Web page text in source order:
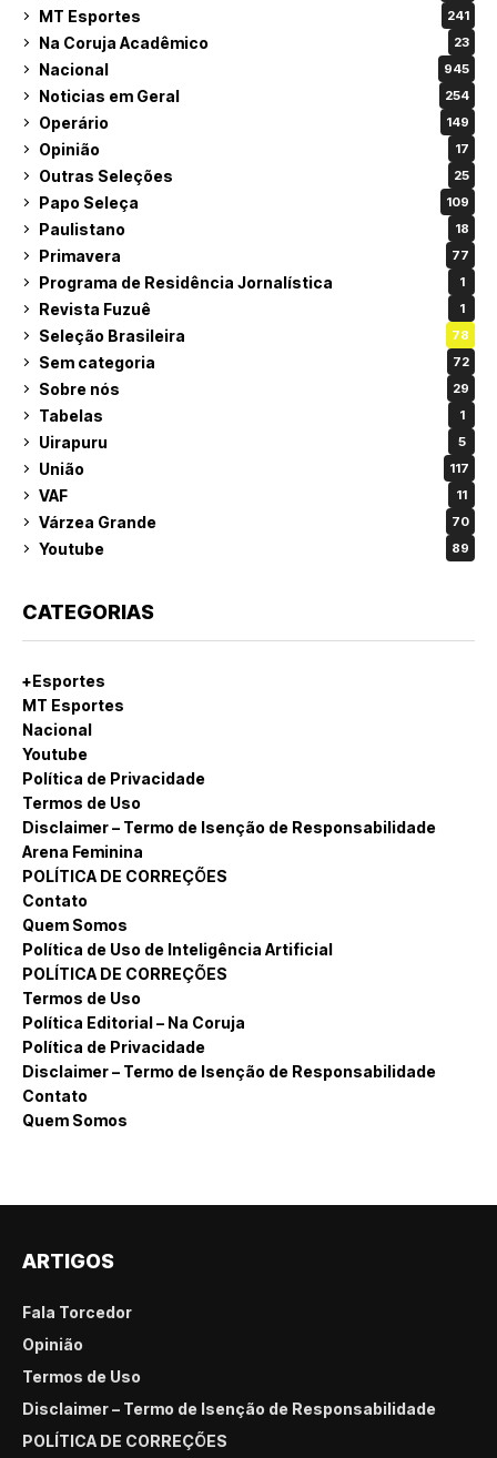
MT Esportes 241
Na Coruja Acadêmico 23
Nacional 945
Noticias em Geral 254
Operário 149
Opinião 17
Outras Seleções 25
Papo Seleça 109
Paulistano 18
Primavera 77
Programa de Residência Jornalística 1
Revista Fuzuê 1
Seleção Brasileira 78
Sem categoria 72
Sobre nós 29
Tabelas 1
Uirapuru 5
União 117
VAF 11
Várzea Grande 70
Youtube 89
CATEGORIAS
+Esportes
MT Esportes
Nacional
Youtube
Política de Privacidade
Termos de Uso
Disclaimer – Termo de Isenção de Responsabilidade
Arena Feminina
POLÍTICA DE CORREÇÕES
Contato
Quem Somos
Política de Uso de Inteligência Artificial
POLÍTICA DE CORREÇÕES
Termos de Uso
Política Editorial – Na Coruja
Política de Privacidade
Disclaimer – Termo de Isenção de Responsabilidade
Contato
Quem Somos
ARTIGOS
Fala Torcedor
Opinião
Termos de Uso
Disclaimer – Termo de Isenção de Responsabilidade
POLÍTICA DE CORREÇÕES